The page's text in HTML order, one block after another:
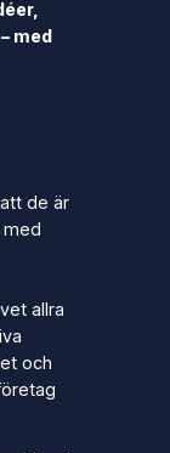
med
de är
med
allra
och